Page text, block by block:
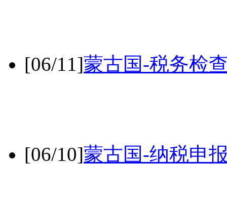
[06/11]蒙古国-税务检
[06/10]蒙古国-纳税申